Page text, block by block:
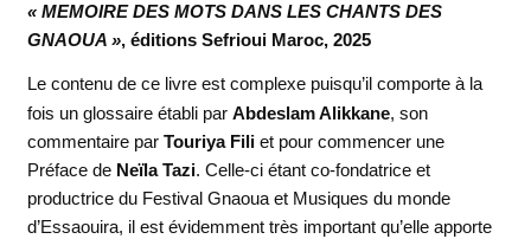
« MEMOIRE DES MOTS DANS LES CHANTS DES
GNAOUA », éditions Sefrioui Maroc, 2025
Le contenu de ce livre est complexe puisqu’il comporte à la
fois un glossaire établi par Abdeslam Alikkane, son
commentaire par Touriya Filiet pour commencer une
Préface de Neïla Tazi. Celle-ci étant co-fondatrice et
productrice du Festival Gnaoua et Musiques du monde
d’Essaouira, il est évidemment très important qu’elle apporte